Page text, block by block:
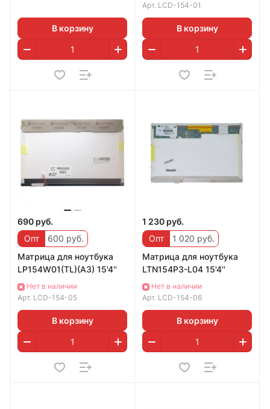
В корзину
Арт. LCD-154-01
В корзину
690 руб.
Опт
600 руб.
Матрица для ноутбука
LP154W01(TL)(A3) 15'4''
Нет в наличии
Арт. LCD-154-05
В корзину
1 230 руб.
Опт
1 020 руб.
Матрица для ноутбука
LTN154P3-L04 15'4''
Нет в наличии
Арт. LCD-154-06
В корзину